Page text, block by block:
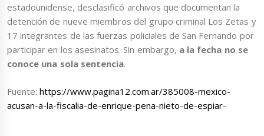
estadounidense, desclasificó archivos que documentan la
detención de nueve miembros del grupo criminal Los Zetas y
17 integrantes de las fuerzas policiales de San Fernando por
participar en los asesinatos. Sin embargo, a la fecha no se
conoce una sola sentencia.
Fuente:https://www.pagina12.com.ar/385008-mexico-
acusan-a-la-fiscalia-de-enrique-pena-nieto-de-espiar-